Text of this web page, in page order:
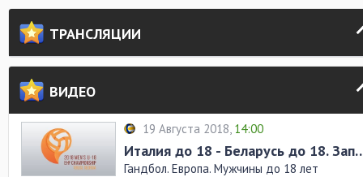
ТРАНСЛЯЦИИ
ВИДЕО
19 Августа 2018, 14:00
Италия до 18 -
Гандбол. Европа. Мужчины до 18 лет